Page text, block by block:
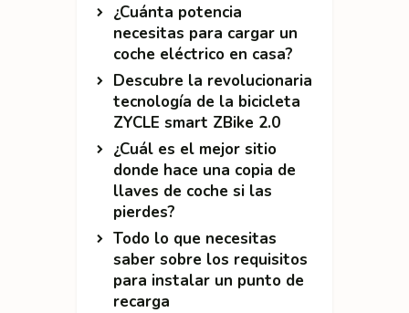
¿Cuánta potencia
necesitas para cargar un
coche eléctrico en casa?
Descubre la revolucionaria
tecnología de la bicicleta
ZYCLE smart ZBike 2.0
¿Cuál es el mejor sitio
donde hace una copia de
llaves de coche si las
pierdes?
Todo lo que necesitas
saber sobre los requisitos
para instalar un punto de
recarga